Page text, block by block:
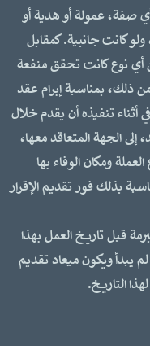
صفة، عمولة أو هدية أو
كانت جانبية. كمقابل
أي نوع كانت تحقق منفعة
ذلك، بمناسبة إبرام عقد
أثناء تنفيذه أن يقدم خلال
إلى الجهة المتعاقد معها،
ومكان الوفاء بها
بذلك فور تقديم الإقرار
قبل تاريخ العمل بهذا
لم يبدأ ويكون ميعاد تقديم
لهذا التاريخ.